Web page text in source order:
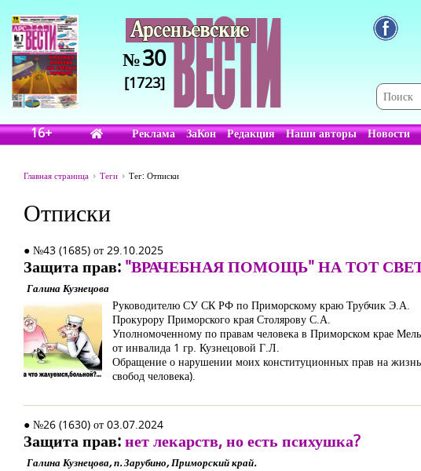
№30
[1723]
16+ Реклама ЗаКон Редакция Наши авторы Новости
Главная страница Теги Тег: Отписки
Отписки
● №43 (1685) от 29.10.2025
Защита прав: "ВРАЧЕБНАЯ ПОМОЩЬ" НА ТОТ
Галина Кузнецова
Руководителю СУ СК РФ по Приморскому краю Трубчик Э.А.
Прокурору Приморского края Столярову С.А.
Уполномоченному по правам человека в Приморском крае
от инвалида 1 гр. Кузнецовой Г.Л.
Обращение о нарушении моих конституционных прав на
свобод человека).
● №26 (1630) от 03.07.2024
Защита прав:нет лекарств, но есть психушка?
Галина Кузнецова, п. Зарубино, Приморский край.